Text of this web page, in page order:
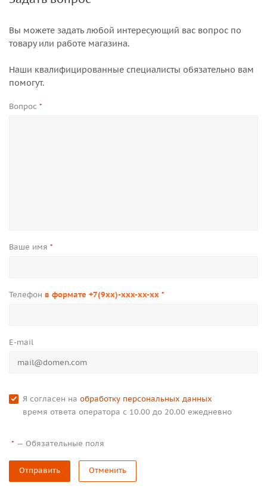
Вы можете задать любой интересующий вас вопрос по
товару или работе магазина.
Наши квалифицированные специалисты обязательно вам
помогут.
Вопрос *
Ваше имя *
Телефон в формате +7(9xx)-xxx-xx-xx *
E-mail
Я согласен на обработку персональных данных
время ответа оператора с 10.00 до 20.00 ежедневно
* — Обязательные поля
Отправить Отменить